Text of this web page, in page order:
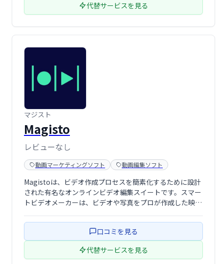
代替サービスを見る
マジスト
Magisto
レビューなし
動画マーケティングソフト 動画編集ソフト
Magistoは、ビデオ作成プロセスを簡素化するために設計
された有名なオンラインビデオ編集スイートです。スマー
トビデオメーカーは、ビデオや写真をプロが作成した映画
口コミを見る
代替サービスを見る